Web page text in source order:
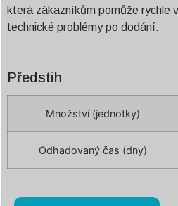
která zákazníkům pomůže rychle
technické problémy po dodání.
Předstih
Množství (jednotky)
Odhadovaný čas (dny)